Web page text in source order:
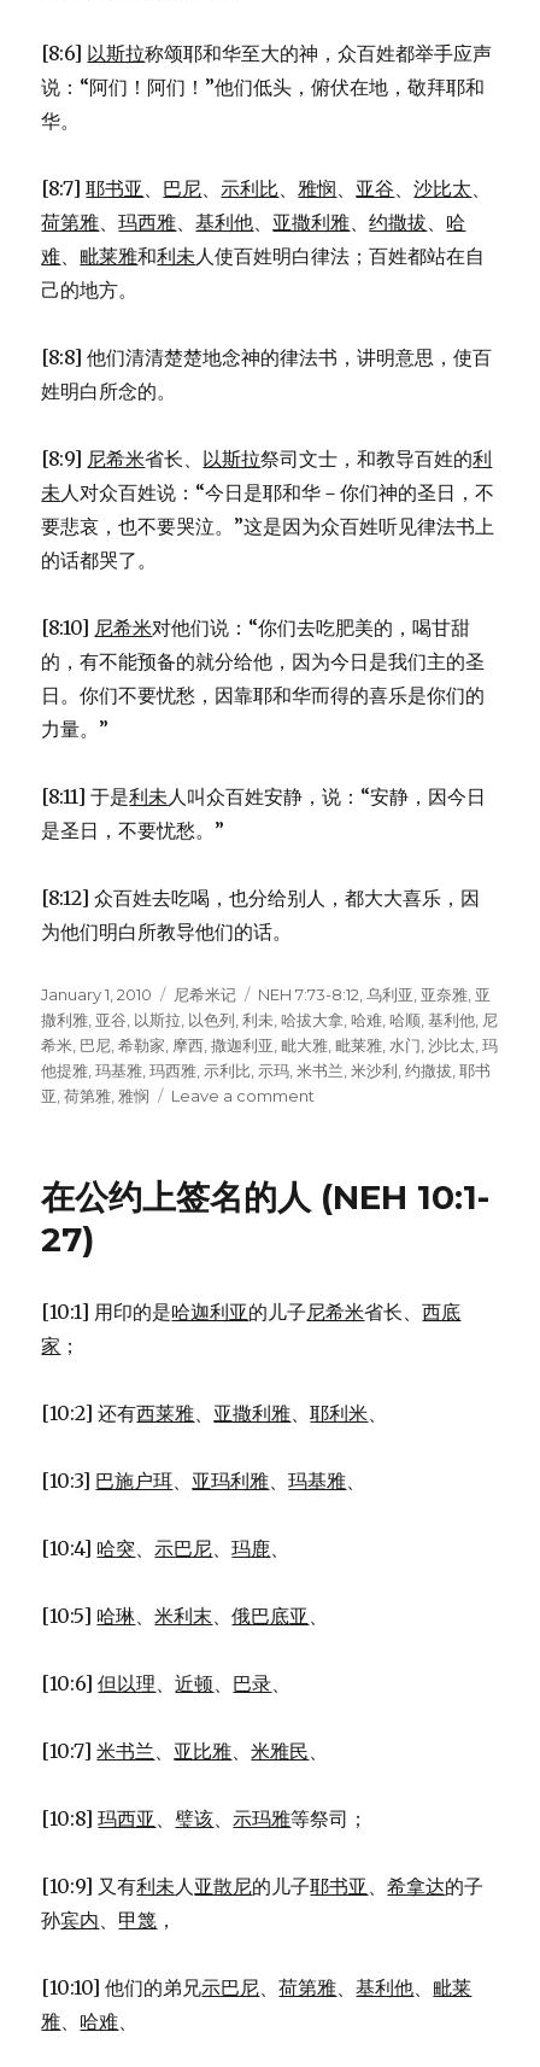
[8:6] 以斯拉称颂耶和华至大的神，众百姓都举手应声
说：“阿们！阿们！”他们低头，俯伏在地，敬拜耶和
华。
[8:7]耶书亚 、 巴尼、示利比、雅悯、 亚谷、沙比太、
荷第雅、玛西雅、基利他、 亚撒利雅、约撒拔、 哈
难、 毗莱雅和利未人使百姓明白律法；百姓都站在自
己的地方。
[8:8] 他们清清楚楚地念神的律法书，讲明意思，使百
姓明白所念的。
[8:9] 尼希米省长、 以斯拉祭司文士，和教导百姓的利
未人对众百姓说：“今日是耶和华－你们神的圣日，不
要悲哀，也不要哭泣。”这是因为众百姓听见律法书上
的话都哭了。
[8:10] 尼希米对他们说：“你们去吃肥美的，喝甘甜
的，有不能预备的就分给他，因为今日是我们主的圣
日。你们不要忧愁，因靠耶和华而得的喜乐是你们的
力量。”
[8:11] 于是利未人叫众百姓安静，说：“安静，因今日
是圣日，不要忧愁。”
[8:12] 众百姓去吃喝，也分给别人，都大大喜乐，因
为他们明白所教导他们的话。
Posted
on
January 1, 2010 Categories
尼希米记 Tags
NEH 7:73-8:12 ,乌利亚 亚奈雅 亚
撒利雅 亚谷 以斯拉 以色列 ,利未 ,哈拔大拿 ,哈难 ,哈顺 ,基利他 尼
希米 巴尼 ,希勒家 摩西 ,撒迦利亚 ,毗大雅 ,毗莱雅 水门 ,沙比太 ,玛
他提雅 ,玛基雅 ,玛西雅 示利比 示玛 ,米书兰 ,米沙利 ,约撒拔 ,耶书
亚 ,荷第雅 雅悯 Leave a comment
向
律
7:73-
在公约上签名的人 (NEH 10:1-
27)
[10:1] 用印的是哈迦利亚的儿子尼希米省长、西底
家 ；
[10:2] 还有西莱雅、 亚撒利雅、耶利米、
[10:3] 巴施户珥、 亚玛利雅、玛基雅、
[10:4] 哈突、示巴尼、玛鹿、
[10:5] 哈琳、米利末、俄巴底亚 、
[10:6]但以理、近顿、 巴录、
[10:7]米书兰、 亚比雅、米雅民、
[10:8]玛西亚 、璧该、示玛雅等祭司；
[10:9] 又有利未人亚散尼的儿子耶书亚 、希拿达的子
孙宾内、 甲篾 ，
[10:10] 他们的弟兄示巴尼、荷第雅、基利他、 毗莱
雅、 哈难、